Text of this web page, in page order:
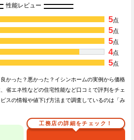
性能レビュー
5点
5点
5点
4点
5点
かった？悪かった？イシンホームの実例から価格
省エネ性などの住宅性能など口コミで評判をチェ
スの情報や値下げ方法まで調査しているのは「み
工務店の詳細をチェック！